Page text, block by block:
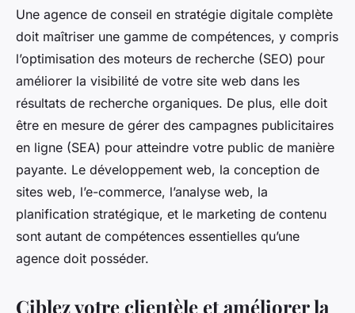
Une agence de conseil en stratégie digitale complète
doit maîtriser une gamme de compétences, y compris
l’optimisation des moteurs de recherche (SEO) pour
améliorer la visibilité de votre site web dans les
résultats de recherche organiques. De plus, elle doit
être en mesure de gérer des campagnes publicitaires
en ligne (SEA) pour atteindre votre public de manière
payante. Le développement web, la conception de
sites web, l’e-commerce, l’analyse web, la
planification stratégique, et le marketing de contenu
sont autant de compétences essentielles qu’une
agence doit posséder.
Ciblez votre clientèle et améliorer la